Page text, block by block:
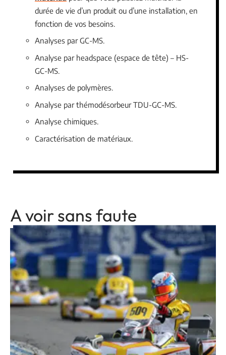
durée de vie d’un produit ou d’une installation, en
fonction de vos besoins.
Analyses par GC-MS.
Analyse par headspace (espace de tête) – HS-
GC-MS.
Analyses de polymères.
Analyse par thémodésorbeur TDU-GC-MS.
Analyse chimiques.
Caractérisation de matériaux.
A voir sans faute